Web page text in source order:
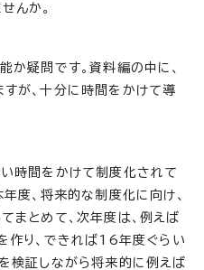
んか。
疑問です。資料編の中に、
が、十分に時間をかけて導
時間をかけて制度化されて
度、将来的な制度化に向け、
まとめて、次年度は、例えば
作り、できれば16年度ぐらい
検証しながら将来的に例えば